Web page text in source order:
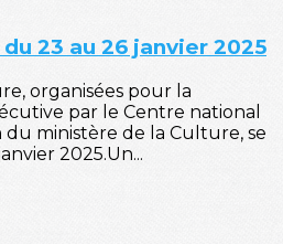
23 au 26 janvier 2025
organisées pour la
par le Centre national
ministère de la Culture, se
2025.Un...